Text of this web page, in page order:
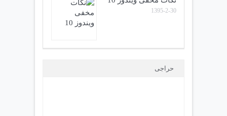
1395-2-30
حراجی